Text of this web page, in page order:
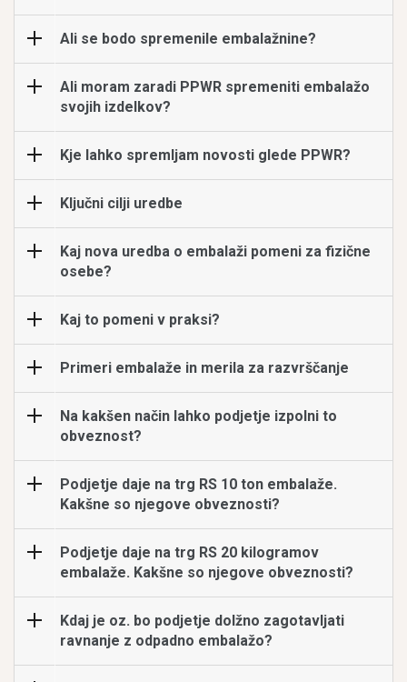
Ali se bodo spremenile embalažnine?
Ali moram zaradi PPWR spremeniti embalažo
svojih izdelkov?
Kje lahko spremljam novosti glede PPWR?
Ključni cilji uredbe
Kaj nova uredba o embalaži pomeni za fizične
osebe?
Kaj to pomeni v praksi?
Primeri embalaže in merila za razvrščanje
Na kakšen način lahko podjetje izpolni to
obveznost?
Podjetje daje na trg RS 10 ton embalaže.
Kakšne so njegove obveznosti?
Podjetje daje na trg RS 20 kilogramov
embalaže. Kakšne so njegove obveznosti?
Kdaj je oz. bo podjetje dolžno zagotavljati
ravnanje z odpadno embalažo?